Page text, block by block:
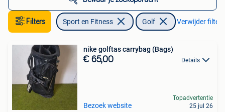
Filters Sport en Fitness Golf Verwijder filters
nike golftas carrybag (Bags)
€ 65,00 Details
Bezoek website
Topadvertentie
25 jul 26